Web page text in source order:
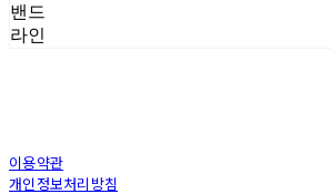
밴드
라인
이용약관
개인정보처리방침